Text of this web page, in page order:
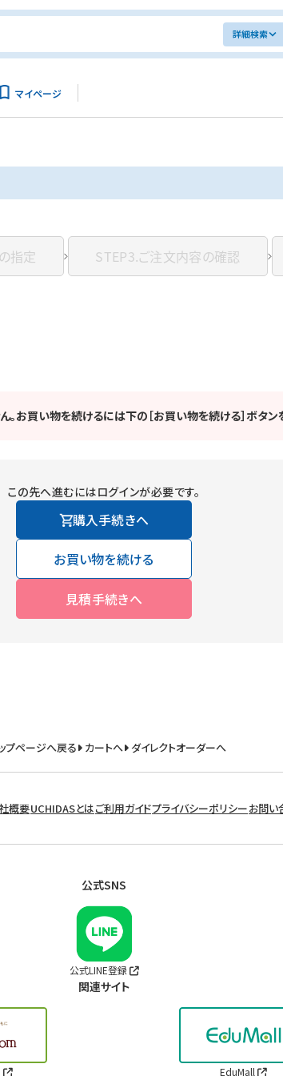
詳細検索
マイページ
指定 STEP3.ご注文内容の確認
。お買い物を続けるには下の［お買い物を続ける］ボタン
この先へ進むにはログインが必要です。
購入手続きへ
お買い物を続ける
見積手続きへ
プページへ戻る カートへ ダイレクトオーダーへ
概要UCHIDASとはご利用ガイドプライバシーポリシーお問い
公式SNS
公式LINE登録
関連サイト
EduMall